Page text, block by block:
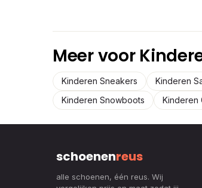
Meer voor
Kinderen Sneakers Kinderen
Kinderen Snowboots
Kinderen
schoenenreus
alle schoenen, één reus. Wij